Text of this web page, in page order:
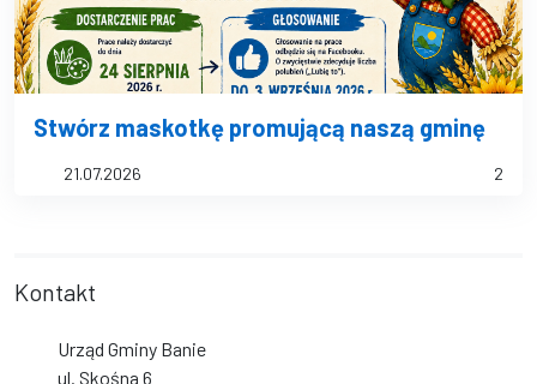
Stwórz maskotkę promującą naszą gminę
21.07.2026 2
Kontakt
Urząd Gminy Banie
ul. Skośna 6